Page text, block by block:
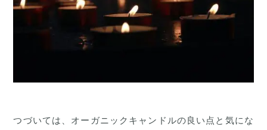
つづいては、オーガニックキャンドルの良い点と気にな